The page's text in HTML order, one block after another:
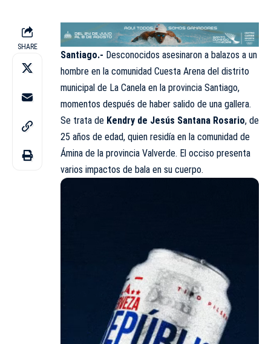
SHARE
Santiago.- Desconocidos asesinaron a balazos a un
hombre en la comunidad Cuesta Arena del distrito
municipal de La Canela en la provincia Santiago,
momentos después de haber salido de una gallera.
Se trata de Kendry de Jesús Santana Rosario, de
25 años de edad, quien residía en la comunidad de
Ámina de la provincia Valverde. El occiso presenta
varios impactos de bala en su cuerpo.